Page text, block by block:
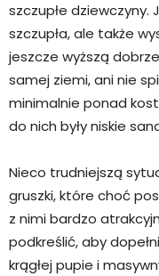
szczupłe
szczupła, ale także
jeszcze wyższą
samej ziemi, ani nie
minimalnie ponad
do nich były niskie
Nieco trudniejszą
gruszki, które choć
z nimi bardzo
podkreślić, aby
krągłej pupie i